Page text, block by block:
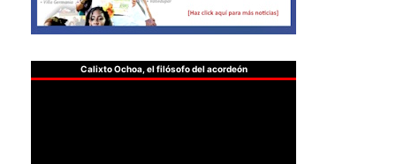
Calixto Ochoa, el filósofo del acordeón